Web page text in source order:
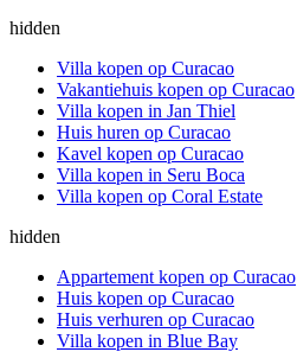
hidden
Villa kopen op Curacao
Vakantiehuis kopen op Curacao
Villa kopen in Jan Thiel
Huis huren op Curacao
Kavel kopen op Curacao
Villa kopen in Seru Boca
Villa kopen op Coral Estate
hidden
Appartement kopen op Curacao
Huis kopen op Curacao
Huis verhuren op Curacao
Villa kopen in Blue Bay